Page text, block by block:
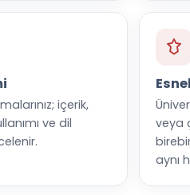
içerik,
ve dil
veya
aynı